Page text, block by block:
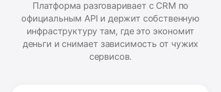
Платформа разговаривает с CRM по
официальным API и держит собственную
инфраструктуру там, где это экономит
деньги и снимает зависимость от чужих
сервисов.